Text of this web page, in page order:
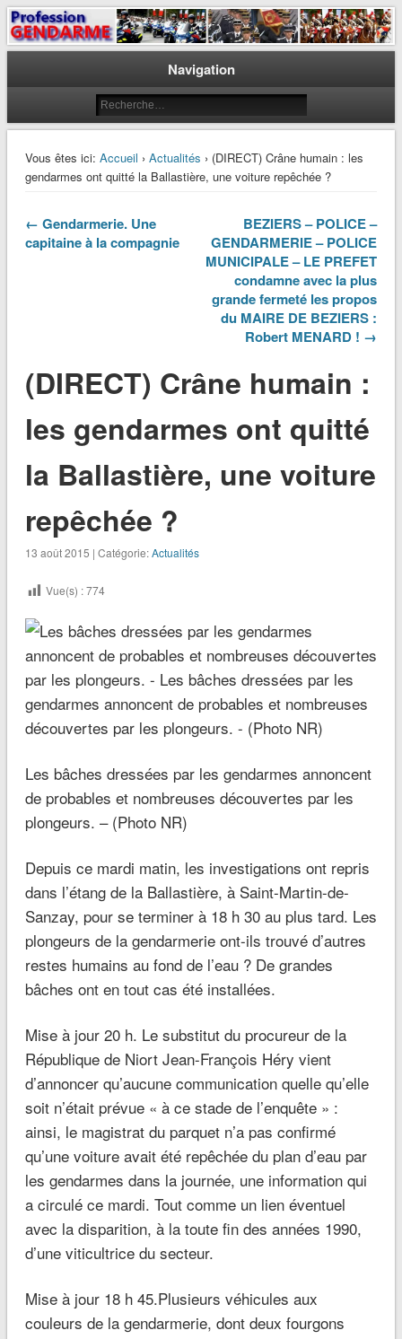
Profession Gendarme
Le journal des gendarmes
Navigation
Vous êtes ici: Accueil › Actualités › (DIRECT) Crâne humain : les
gendarmes ont quitté la Ballastière, une voiture repêchée ?
← Gendarmerie. Une
capitaine à la compagnie
BEZIERS – POLICE –
GENDARMERIE – POLICE
MUNICIPALE – LE PREFET
condamne avec la plus
grande fermeté les propos
du MAIRE DE BEZIERS :
Robert MENARD ! →
(DIRECT) Crâne humain :
les gendarmes ont quitté
la Ballastière, une voiture
repêchée ?
13 août 2015 | Catégorie:Actualités
Vue(s) :774
Les bâches dressées par les gendarmes annoncent
de probables et nombreuses découvertes par les
plongeurs. – (Photo NR)
Depuis ce mardi matin, les investigations ont repris
dans l’étang de la Ballastière, à Saint-Martin-de-
Sanzay, pour se terminer à 18 h 30 au plus tard. Les
plongeurs de la gendarmerie ont-ils trouvé d’autres
restes humains au fond de l’eau ? De grandes
bâches ont en tout cas été installées.
Mise à jour 20 h. Le substitut du procureur de la
République de Niort Jean-François Héry vient
d’annoncer qu’aucune communicationquelle qu’elle
soit n’était prévue« à ce stade de l’enquête » :
ainsi, le magistrat du parquet n’a pas confirmé
qu’une voitureavait été repêchée du plan d’eau par
les gendarmes dans la journée, une information qui
a circulé ce mardi. Tout comme un lien éventuel
avec la disparition, à la toute fin des années 1990,
d’une viticultricedu secteur.
Mise à jour 18 h 45.Plusieurs véhicules aux
couleurs de la gendarmerie, dont deux fourgons